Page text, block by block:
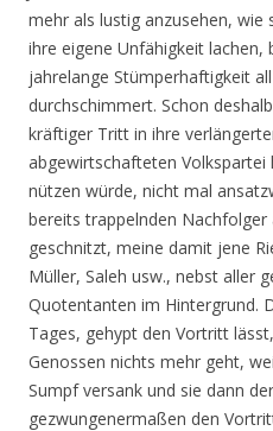
mehr als lustig anzusehen, wie
ihre eigene Unfähigkeit lachen,
jahrelange Stümperhaftigkeit
durchschimmert. Schon
kräftiger Tritt in ihre
abgewirtschafteten
nützen würde, nicht mal
bereits trappelnden
geschnitzt, meine damit jene
Müller, Saleh usw., nebst aller
Quotentanten im Hintergrund.
Tages, gehypt den Vortritt
Genossen nichts mehr geht,
Sumpf versank und sie dann
gezwungenermaßen den